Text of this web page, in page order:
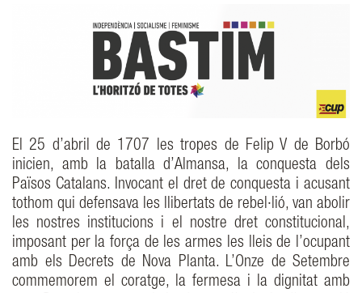
El 25 d’abril de 1707 les tropes de Felip V de Borbó
inicien, amb la batalla d’Almansa, la conquesta dels
Països Catalans. Invocant el dret de conquesta i acusant
tothom qui defensava les llibertats de rebel·lió, van abolir
les nostres institucions i el nostre dret constitucional,
imposant per la força de les armes les lleis de l’ocupant
amb els Decrets de Nova Planta. L’Onze de Setembre
commemorem el coratge, la fermesa i la dignitat amb